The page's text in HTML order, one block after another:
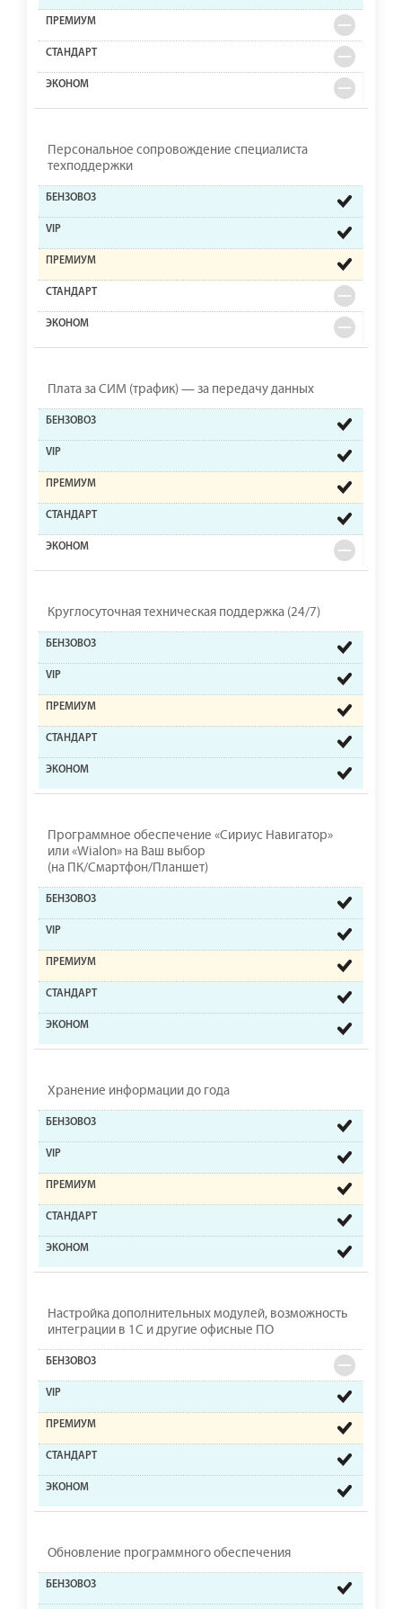
Персональное сопровождение специалиста
техподдержки
Плата за СИМ (трафик) — за передачу данных
Круглосуточная техническая поддержка (24/7)
Программное обеспечение «Сириус Навигатор»
или «Wialon» на Ваш выбор
(на ПК/Смартфон/Планшет)
Хранение информации до года
Настройка дополнительных модулей, возможность
интеграции в 1С и другие офисные ПО
Обновление программного обеспечения